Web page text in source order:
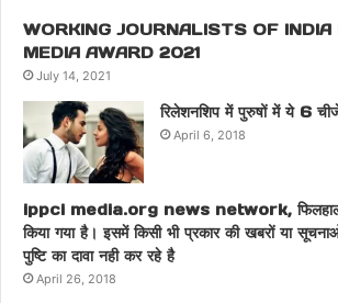
WORKING JOURNALISTS OF INDIA
MEDIA AWARD 2021
July 14, 2021
रिलेशनशिप में पुरुषों में ये 6 चीजें
April 6, 2018
ippci media.org news network, फिलहाल
किया गया है। इसमें किसी भी प्रकार की खबरों या
पुष्टि का दावा नही कर रहे है
April 26, 2018